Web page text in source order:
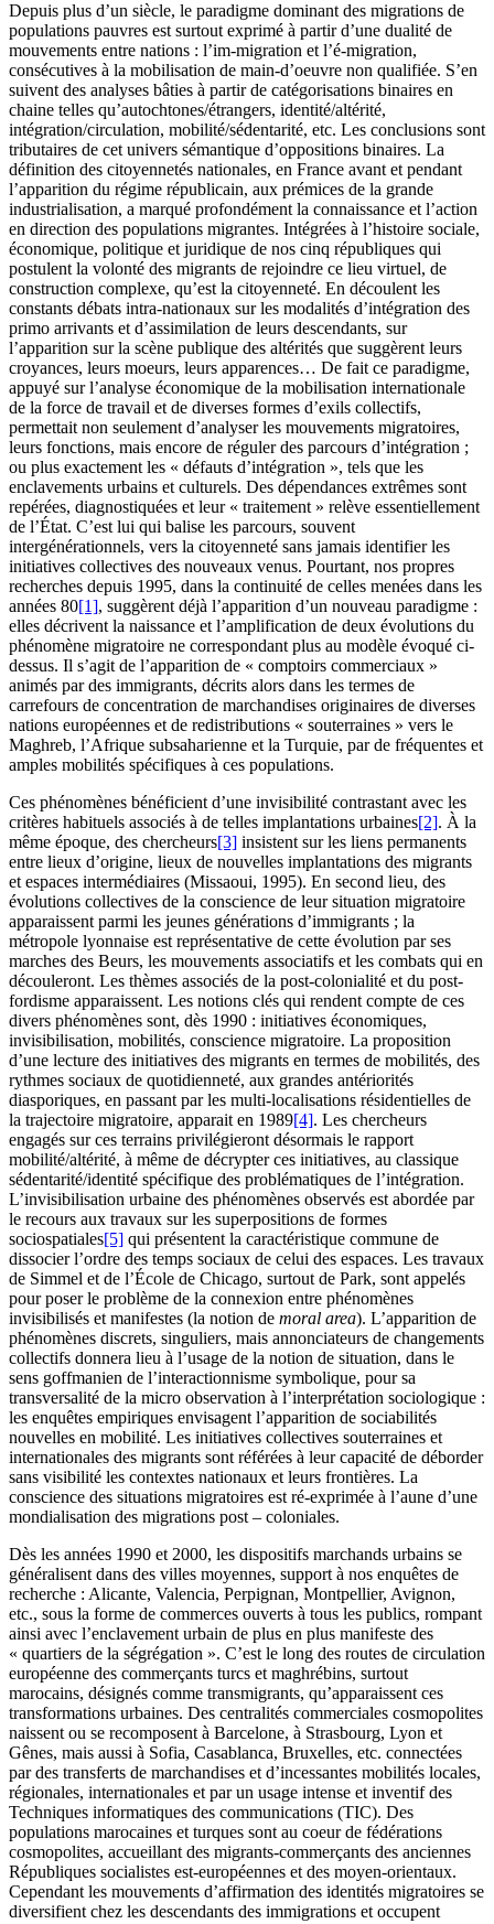
Depuis plus d’un siècle, le paradigme dominant des migrations de
populations pauvres est surtout exprimé à partir d’une dualité de
mouvements entre nations : l’im-migration et l’é-migration,
consécutives à la mobilisation de main-d’oeuvre non qualifiée. S’en
suivent des analyses bâties à partir de catégorisations binaires en
chaine telles qu’autochtones/étrangers, identité/altérité,
intégration/circulation, mobilité/sédentarité, etc. Les conclusions sont
tributaires de cet univers sémantique d’oppositions binaires. La
définition des citoyennetés nationales, en France avant et pendant
l’apparition du régime républicain, aux prémices de la grande
industrialisation, a marqué profondément la connaissance et l’action
en direction des populations migrantes. Intégrées à l’histoire sociale,
économique, politique et juridique de nos cinq républiques qui
postulent la volonté des migrants de rejoindre ce lieu virtuel, de
construction complexe, qu’est la citoyenneté. En découlent les
constants débats intra-nationaux sur les modalités d’intégration des
primo arrivants et d’assimilation de leurs descendants, sur
l’apparition sur la scène publique des altérités que suggèrent leurs
croyances, leurs moeurs, leurs apparences… De fait ce paradigme,
appuyé sur l’analyse économique de la mobilisation internationale
de la force de travail et de diverses formes d’exils collectifs,
permettait non seulement d’analyser les mouvements migratoires,
leurs fonctions, mais encore de réguler des parcours d’intégration ;
ou plus exactement les « défauts d’intégration », tels que les
enclavements urbains et culturels. Des dépendances extrêmes sont
repérées, diagnostiquées et leur « traitement » relève essentiellement
de l’État. C’est lui qui balise les parcours, souvent
intergénérationnels, vers la citoyenneté sans jamais identifier les
initiatives collectives des nouveaux venus. Pourtant, nos propres
recherches depuis 1995, dans la continuité de celles menées dans les
années 80[1], suggèrent déjà l’apparition d’un nouveau paradigme :
elles décrivent la naissance et l’amplification de deux évolutions du
phénomène migratoire ne correspondant plus au modèle évoqué ci-
dessus. Il s’agit de l’apparition de « comptoirs commerciaux »
animés par des immigrants, décrits alors dans les termes de
carrefours de concentration de marchandises originaires de diverses
nations européennes et de redistributions « souterraines » vers le
Maghreb, l’Afrique subsaharienne et la Turquie, par de fréquentes et
amples mobilités spécifiques à ces populations.
Ces phénomènes bénéficient d’une invisibilité contrastant avec les
critères habituels associés à de telles implantations urbaines[2]. À la
même époque, des chercheurs[3] insistent sur les liens permanents
entre lieux d’origine, lieux de nouvelles implantations des migrants
et espaces intermédiaires (Missaoui, 1995). En second lieu, des
évolutions collectives de la conscience de leur situation migratoire
apparaissent parmi les jeunes générations d’immigrants ; la
métropole lyonnaise est représentative de cette évolution par ses
marches des Beurs, les mouvements associatifs et les combats qui en
découleront. Les thèmes associés de la post-colonialité et du post-
fordisme apparaissent. Les notions clés qui rendent compte de ces
divers phénomènes sont, dès 1990 : initiatives économiques,
invisibilisation, mobilités, conscience migratoire. La proposition
d’une lecture des initiatives des migrants en termes de mobilités, des
rythmes sociaux de quotidienneté, aux grandes antériorités
diasporiques, en passant par les multi-localisations résidentielles de
la trajectoire migratoire, apparait en 1989[4]. Les chercheurs
engagés sur ces terrains privilégieront désormais le rapport
mobilité/altérité, à même de décrypter ces initiatives, au classique
sédentarité/identité spécifique des problématiques de l’intégration.
L’invisibilisation urbaine des phénomènes observés est abordée par
le recours aux travaux sur les superpositions de formes
sociospatiales[5] qui présentent la caractéristique commune de
dissocier l’ordre des temps sociaux de celui des espaces. Les travaux
de Simmel et de l’École de Chicago, surtout de Park, sont appelés
pour poser le problème de la connexion entre phénomènes
invisibilisés et manifestes (la notion de moral area). L’apparition de
phénomènes discrets, singuliers, mais annonciateurs de changements
collectifs donnera lieu à l’usage de la notion de situation, dans le
sens goffmanien de l’interactionnisme symbolique, pour sa
transversalité de la micro observation à l’interprétation sociologique :
les enquêtes empiriques envisagent l’apparition de sociabilités
nouvelles en mobilité. Les initiatives collectives souterraines et
internationales des migrants sont référées à leur capacité de déborder
sans visibilité les contextes nationaux et leurs frontières. La
conscience des situations migratoires est ré-exprimée à l’aune d’une
mondialisation des migrations post – coloniales.
Dès les années 1990 et 2000, les dispositifs marchands urbains se
généralisent dans des villes moyennes, support à nos enquêtes de
recherche : Alicante, Valencia, Perpignan, Montpellier, Avignon,
etc., sous la forme de commerces ouverts à tous les publics, rompant
ainsi avec l’enclavement urbain de plus en plus manifeste des
« quartiers de la ségrégation ». C’est le long des routes de circulation
européenne des commerçants turcs et maghrébins, surtout
marocains, désignés comme transmigrants, qu’apparaissent ces
transformations urbaines. Des centralités commerciales cosmopolites
naissent ou se recomposent à Barcelone, à Strasbourg, Lyon et
Gênes, mais aussi à Sofia, Casablanca, Bruxelles, etc. connectées
par des transferts de marchandises et d’incessantes mobilités locales,
régionales, internationales et par un usage intense et inventif des
Techniques informatiques des communications (TIC). Des
populations marocaines et turques sont au coeur de fédérations
cosmopolites, accueillant des migrants-commerçants des anciennes
Républiques socialistes est-européennes et des moyen-orientaux.
Cependant les mouvements d’affirmation des identités migratoires se
diversifient chez les descendants des immigrations et occupent